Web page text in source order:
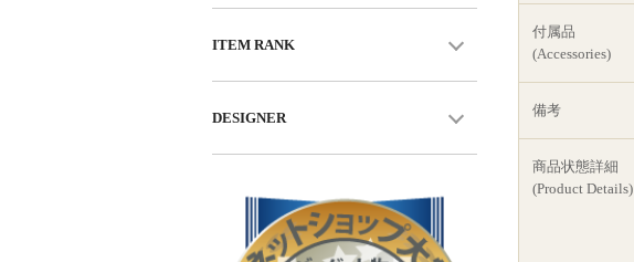
付属品
(Accessories)
備考
商品状態詳細
(Product Details)
ITEM RANK
DESIGNER